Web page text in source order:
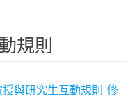
規則
與研究生互動規則-修